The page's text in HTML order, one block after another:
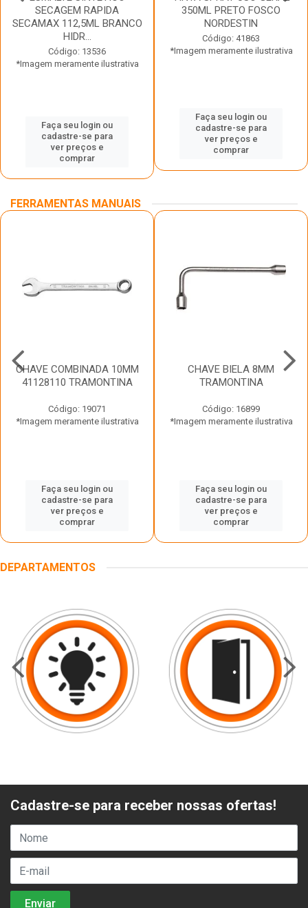
SECAGEM RAPIDA
SECAMAX 112,5ML BRANCO
HIDR...
Código: 13536
*Imagem meramente ilustrativa
Faça seu login ou
cadastre-se para
ver preços e
comprar
350ML PRETO FOSCO
NORDESTIN
Código: 41863
*Imagem meramente ilustrativa
Faça seu login ou
cadastre-se para
ver preços e
comprar
FERRAMENTAS MANUAIS
CHAVE COMBINADA 10MM
41128110 TRAMONTINA
Código: 19071
*Imagem meramente ilustrativa
Faça seu login ou
cadastre-se para
ver preços e
comprar
CHAVE BIELA 8MM
TRAMONTINA
Código: 16899
*Imagem meramente ilustrativa
Faça seu login ou
cadastre-se para
ver preços e
comprar
DEPARTAMENTOS
Cadastre-se para receber nossas ofertas!